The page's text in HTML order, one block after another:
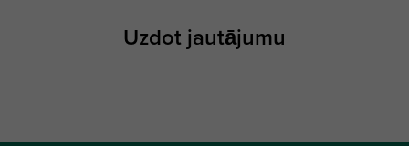
Uzdot jautājumu